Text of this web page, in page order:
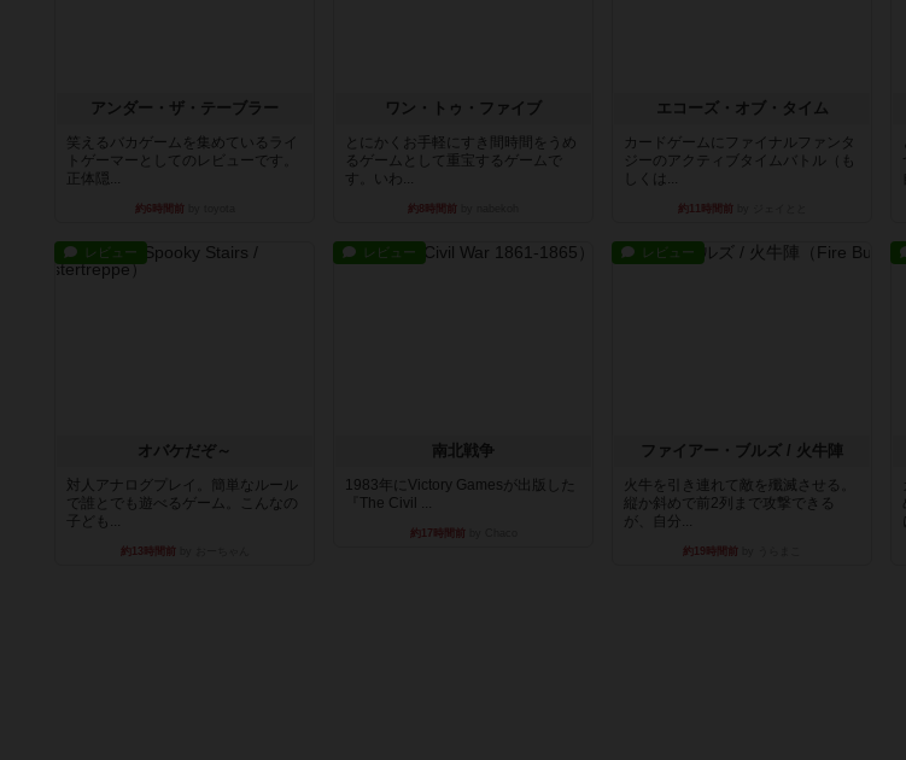
アンダー・ザ・テーブラー
笑えるバカゲームを集めているライ
トゲーマーとしてのレビューです。
正体隠...
約6時間前
ワン・トゥ・ファイブ
とにかくお手軽にすき間時間をうめ
るゲームとして重宝するゲームで
す。いわ...
約8時間前
エコーズ・オブ・タイム
カードゲームにファイナルファンタ
ジーのアクティブタイムバトル（も
しくは...
約11時間前
レビュー
オバケだぞ～
対人アナログプレイ。簡単なルール
で誰とでも遊べるゲーム。こんなの
子ども...
約13時間前
レビュー
南北戦争
1983年にVictory Gamesが出版した
『The Civil ...
約17時間前
レビュー
ファイアー・ブルズ / 火牛陣
火牛を引き連れて敵を殲滅させる。
縦か斜めで前2列まで攻撃できる
が、自分...
約19時間前